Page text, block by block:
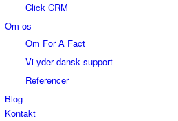
Click CRM
Om os
Om For A Fact
Vi yder dansk support
Referencer
Blog
Kontakt